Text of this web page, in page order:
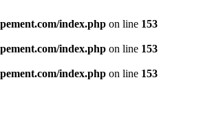
index.php on line 153
index.php on line 153
index.php on line 153